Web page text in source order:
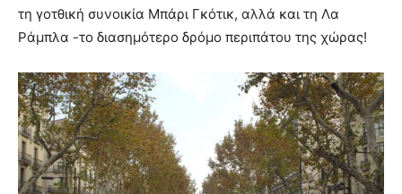
τη γοτθική συνοικία Μπάρι Γκότικ, αλλά και τη Λα
Ράμπλα -το διασημότερο δρόμο περιπάτου της χώρας!